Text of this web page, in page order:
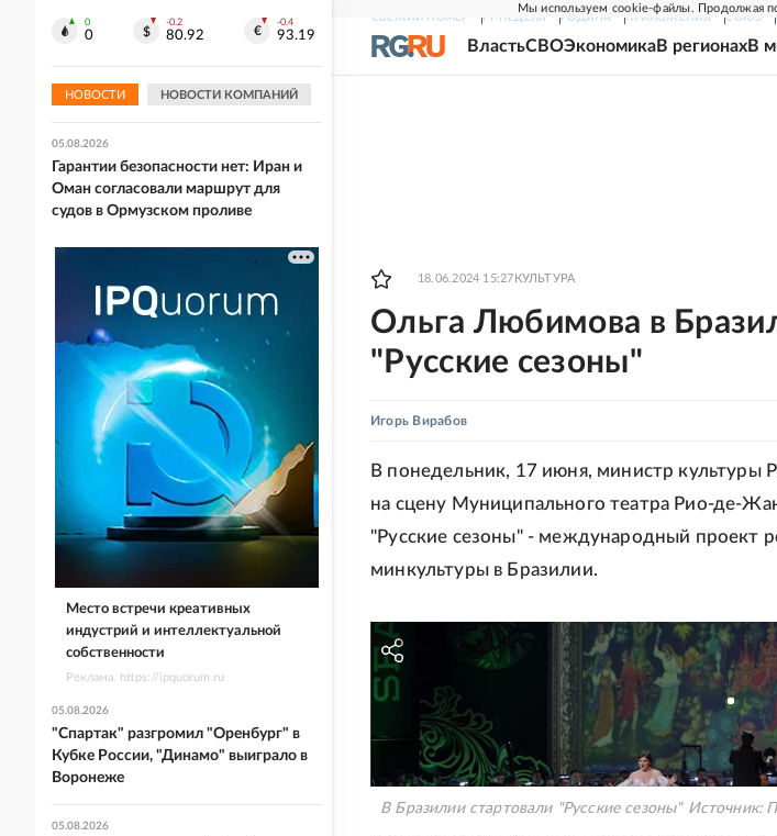
Мы используем cookie-файлы. Продолжая
СВЕЖИЙ НОМЕР РГ-НЕДЕЛЯ РОДИНА ПРИЛОЖЕНИЯ СОЮЗ
ВластьСВОЭкономикаВ регионахВ
18.06.2024 15:27 КУЛЬТУРА
Ольга Любимова в
"Русские сезоны"
Игорь Вирабов
В понедельник, 17 июня, министр культуры
на сцену Муниципального театра Рио-де-
"Русские сезоны" - международный проект
минкультуры в Бразилии.
В Бразилии стартовали "Русские сезоны" Источник:
0
0
-0.2
80.92
-0.4
93.19
НОВОСТИ НОВОСТИ КОМПАНИЙ
05.08.2026
просмотров
05.08.2026
Гарантии безопасности нет: Иран и
Оман согласовали маршрут для
судов в Ормузском проливе
Место встречи креативных
индустрий и интеллектуальной
собственности
Реклама. https://ipquorum.ru
05.08.2026
"Спартак" разгромил "Оренбург" в
Кубке России, "Динамо" выиграло в
Воронеже
05.08.2026